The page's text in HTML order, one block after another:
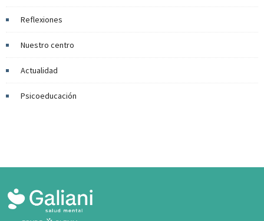
Reflexiones
Nuestro centro
Actualidad
Psicoeducación